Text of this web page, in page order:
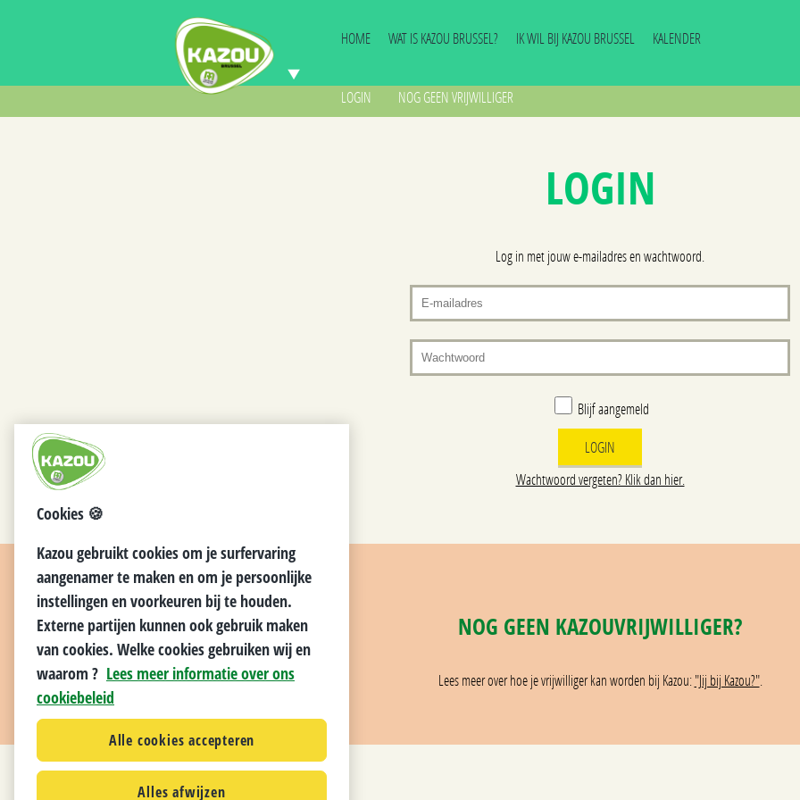
HOME WAT IS KAZOU BRUSSEL? IK WIL BIJ KAZOU BRUSSEL KALENDER
LOGIN NOG GEEN VRIJWILLIGER
LOGIN
Log in met jouw e-mailadres en wachtwoord.
Blijf aangemeld
Wachtwoord vergeten? Klik dan hier.
NOG GEEN KAZOUVRIJWILLIGER?
Lees meer over hoe je vrijwilliger kan worden bij Kazou:"Jij bij Kazou?".
Cookies 🍪
Kazou gebruikt cookies om je surfervaring
aangenamer te maken en om je persoonlijke
instellingen en voorkeuren bij te houden.
Externe partijen kunnen ook gebruik maken
van cookies. Welke cookies gebruiken wij en
waarom ? Lees meer informatie over ons
cookiebeleid
Alle cookies accepteren
Alles afwijzen